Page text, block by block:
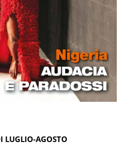
LUGLIO-AGOSTO